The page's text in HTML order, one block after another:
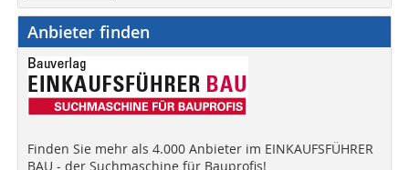
Anbieter finden
Finden Sie mehr als 4.000 Anbieter im EINKAUFSFÜHRER
BAU - der Suchmaschine für Bauprofis!